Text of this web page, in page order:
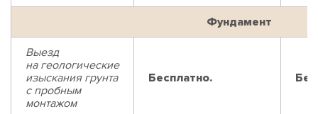
Фундамент
Выезд
на геологические
изыскания грунта
с пробным
монтажом
Бесплатно.